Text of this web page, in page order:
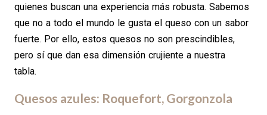
quienes buscan una experiencia más robusta. Sabemos
que no a todo el mundo le gusta el queso con un sabor
fuerte. Por ello, estos quesos no son prescindibles,
pero sí que dan esa dimensión crujiente a nuestra
tabla.
Quesos azules: Roquefort, Gorgonzola